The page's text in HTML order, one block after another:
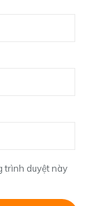
trình duyệt này